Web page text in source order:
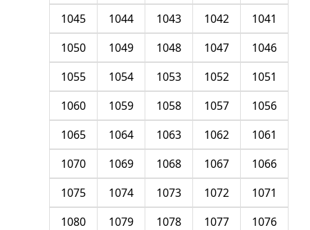
1041
1042
1043
1044
1045
1046
1047
1048
1049
1050
1051
1052
1053
1054
1055
1056
1057
1058
1059
1060
1061
1062
1063
1064
1065
1066
1067
1068
1069
1070
1071
1072
1073
1074
1075
1076
1077
1078
1079
1080